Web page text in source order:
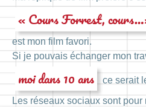
« Cours Forrest,
est mon film favori.
Si je pouvais échanger mon
moi dans 10 ans
ce serait
Les réseaux sociaux sont pour